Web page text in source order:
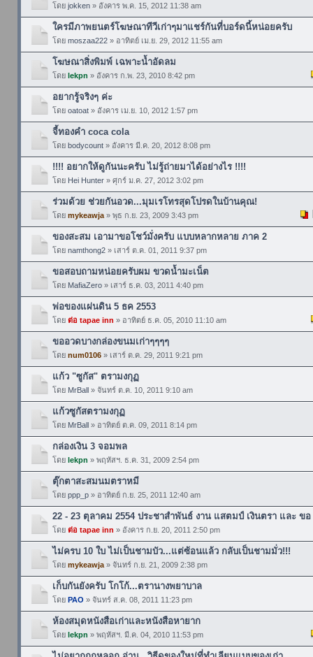
โดย jokken» อังคาร พ.ค. 15, 2012 11:38 am
ใครมีภาพยนตร์โฆษณาทีวีเก่าๆมาแชร์กันที่บอร์ดนี้หน่อยครับ
โดย moszaa222» อาทิตย์ เม.ย. 29, 2012 11:55 am
โฆษณาสิ่งพิมพ์ เฉพาะน้ำอัดลม
โดย lekpn » อังคาร ก.พ. 23, 2010 8:42 pm
อยากรู้จริงๆ ค่ะ
โดย oatoat» อังคาร เม.ย. 10, 2012 1:57 pm
จี้ทองคำ coca cola
โดย bodycount» อังคาร มี.ค. 20, 2012 8:08 pm
!!!! อยากให้ดูกันนะครับ ไม่รู้ถ่ายมาได้อย่างไร !!!!
โดย Hei Hunter» ศุกร์ ม.ค. 27, 2012 3:02 pm
ร่วมด้วย ช่วยกันอวด...มุมเรโทรสุดโปรดในบ้านคุณ!
โดย mykeawja» พุธ ก.ย. 23, 2009 3:43 pm
ของสะสม เอามาขอโชว์มั่งครับ แบบหลากหลาย ภาค 2
โดย namthong2» เสาร์ ต.ค. 01, 2011 9:37 pm
ขอสอบถามหน่อยครับผม ขวดน้ำมะเน็ต
โดย MafiaZero» เสาร์ ธ.ค. 03, 2011 4:40 pm
พ่อของแผ่นดิน 5 ธค 2553
โดย ต่อ tapae inn » อาทิตย์ ธ.ค. 05, 2010 11:10 am
ขออวดบางกล่องขนมเก่าๆๆๆๆ
โดย num0106» เสาร์ ต.ค. 29, 2011 9:21 pm
แก้ว "ซูกัส" ตรามงกุฏ
โดย MrBall» จันทร์ ต.ค. 10, 2011 9:10 am
แก้วซูกัสตรามงกุฏ
โดย MrBall» อาทิตย์ ต.ค. 09, 2011 8:14 pm
กล่องเงิน 3 จอมพล
โดย lekpn » พฤหัสฯ. ธ.ค. 31, 2009 2:54 pm
ตุ๊กตาสะสมนมตราหมี
โดย ppp_p» อาทิตย์ ก.ย. 25, 2011 12:40 am
22 - 23 ตุลาคม 2554 ประชาสำพันธ์ งาน แสตมป์ เงินตรา และ ขอ
โดย ต่อ tapae inn » อังคาร ก.ย. 20, 2011 2:50 pm
ไม่ครบ 10 ใบ ไม่เป็นชามบัว...แต่ซ้อนแล้ว กลับเป็นชามมั่ว!!!
โดย mykeawja» จันทร์ ก.ย. 21, 2009 2:38 pm
เก็บกันยังครับ โกโก้...ตรานางพยาบาล
โดย PAO » จันทร์ ส.ค. 08, 2011 11:23 pm
ห้องสมุดหนังสือเก่าและหนังสือหายาก
โดย lekpn » พฤหัสฯ. มี.ค. 04, 2010 11:53 pm